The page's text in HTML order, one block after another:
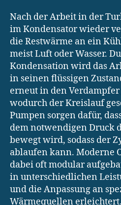
Nach der Arbeit in der
im Kondensator wieder
die Restwärme an ein
meist Luft oder Wasser.
Kondensation wird das
in seinen flüssigen
erneut in den
wodurch der Kreislauf
Pumpen sorgen dafür,
dem notwendigen Druck
bewegt wird, sodass der
ablaufen kann. Moderne
dabei oft modular
in unterschiedlichen
und die Anpassung an
Wärmequellen